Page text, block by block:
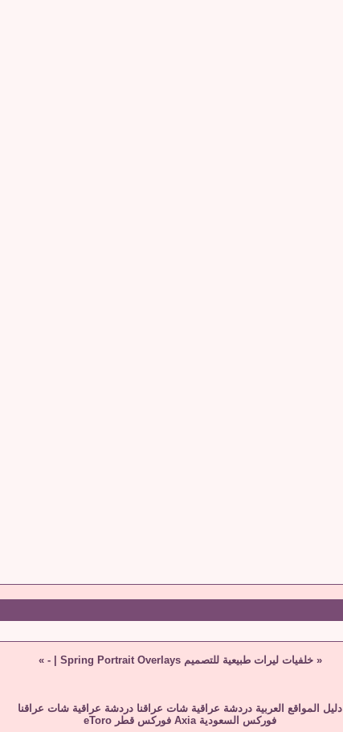
« خلفيات ليرات طبيعية للتصميم Spring Portrait Overlays |
-
»
دليل المواقع العربية دردشة عراقية شات عراقنا دردشة عراقية شات عراقنا
فوركس السعودية Axia فوركس قطر eToro